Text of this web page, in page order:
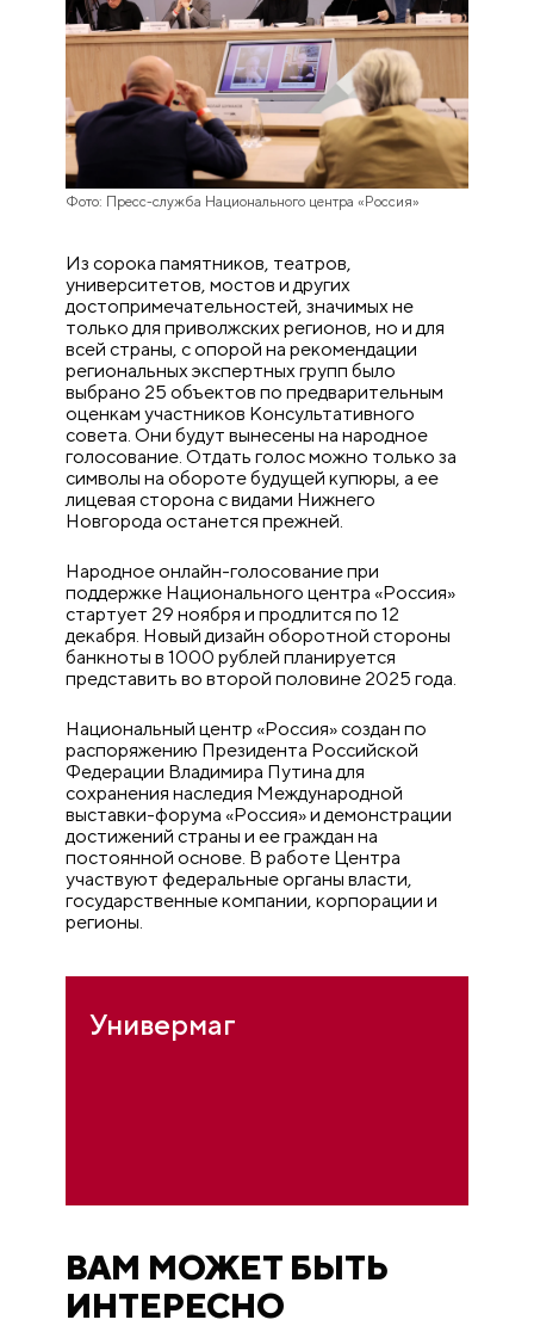
Фото: Пресс-служба Национального центра «Россия»
Из сорока памятников, театров,
университетов, мостов и других
достопримечательностей, значимых не
только для приволжских регионов, но и для
всей страны, с опорой на рекомендации
региональных экспертных групп было
выбрано 25 объектов по предварительным
оценкам участников Консультативного
совета. Они будут вынесены на народное
голосование. Отдать голос можно только за
символы на обороте будущей купюры, а ее
лицевая сторона с видами Нижнего
Новгорода останется прежней.
Народное онлайн-голосование при
поддержке Национального центра «Россия»
стартует 29 ноября и продлится по 12
декабря. Новый дизайн оборотной стороны
банкноты в 1000 рублей планируется
представить во второй половине 2025 года.
Национальный центр «Россия» создан по
распоряжению Президента Российской
Федерации Владимира Путина для
сохранения наследия Международной
выставки-форума «Россия» и демонстрации
достижений страны и ее граждан на
постоянной основе. В работе Центра
участвуют федеральные органы власти,
государственные компании, корпорации и
регионы.
Универмаг
ВАМ МОЖЕТ БЫТЬ
ИНТЕРЕСНО